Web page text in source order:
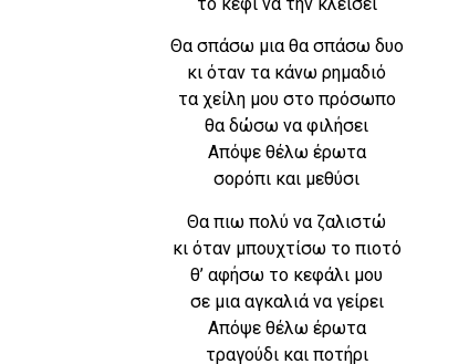
Θα σπάσω μια θα σπάσω δυο
κι όταν τα κάνω ρημαδιό
τα χείλη μου στο πρόσωπο
θα δώσω να φιλήσει
Απόψε θέλω έρωτα
σορόπι και μεθύσι
Θα πιω πολύ να ζαλιστώ
κι όταν μπουχτίσω το πιοτό
θ’ αφήσω το κεφάλι μου
σε μια αγκαλιά να γείρει
Απόψε θέλω έρωτα
τραγούδι και ποτήρι